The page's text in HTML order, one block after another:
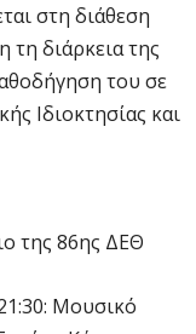
στη διάθεση
τη διάρκεια της
του σε
Ιδιοκτησίας και
της 86ης ΔΕΘ
Μουσικό